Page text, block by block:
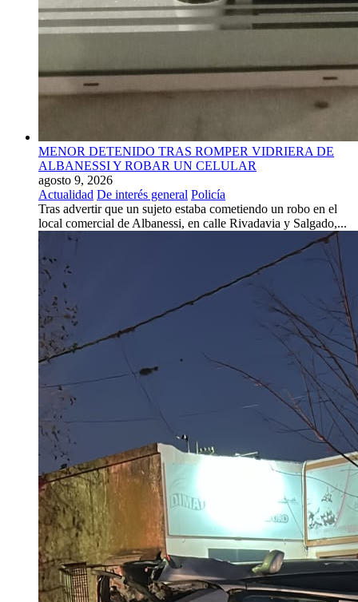
MENOR DETENIDO TRAS ROMPER VIDRIERA DE
ALBANESSI Y ROBAR UN CELULAR
agosto 9, 2026
Actualidad De interés general Policía
Tras advertir que un sujeto estaba cometiendo un robo en el
local comercial de Albanessi, en calle Rivadavia y Salgado,...